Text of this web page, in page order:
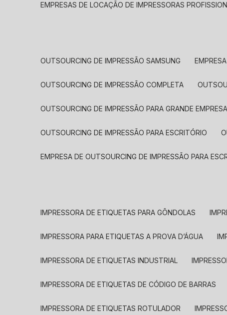
EMPRESAS DE LOCAÇÃO DE IMPRESSORAS
OUTSOURCING DE IMPRESSÃO SAMSUNG
OUTSOURCING DE IMPRESSÃO COMPLETA
OUTSOURCING DE IMPRESSÃO PARA GRANDE EMPRESA
OUTSOURCING DE IMPRESSÃO PARA ESCRITÓRIO
EMPRESA DE OUTSOURCING DE IMPRESSÃO PARA
IMPRESSORA DE ETIQUETAS PARA GÔNDOLAS
IMPRESSORA PARA ETIQUETAS A PROVA D’ÁGUA
IMPRESSORA DE ETIQUETAS INDUSTRIAL
IMPRESSORA DE ETIQUETAS DE CÓDIGO DE BARRAS
IMPRESSORA DE ETIQUETAS ROTULADOR